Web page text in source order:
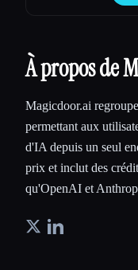
À propos de
Magicdoor.ai
permettant aux
d'IA depuis un seul
prix et inclut des
qu'OpenAI et